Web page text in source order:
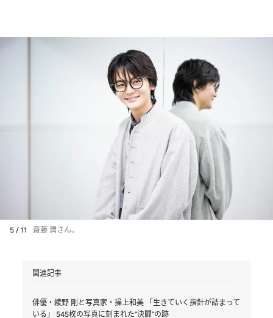
5 / 11 齋藤 潤さん。
関連記事
俳優・綾野 剛と写真家・操上和美 「生きていく指針が詰まって
いる」 545枚の写真に刻まれた“決闘”の跡